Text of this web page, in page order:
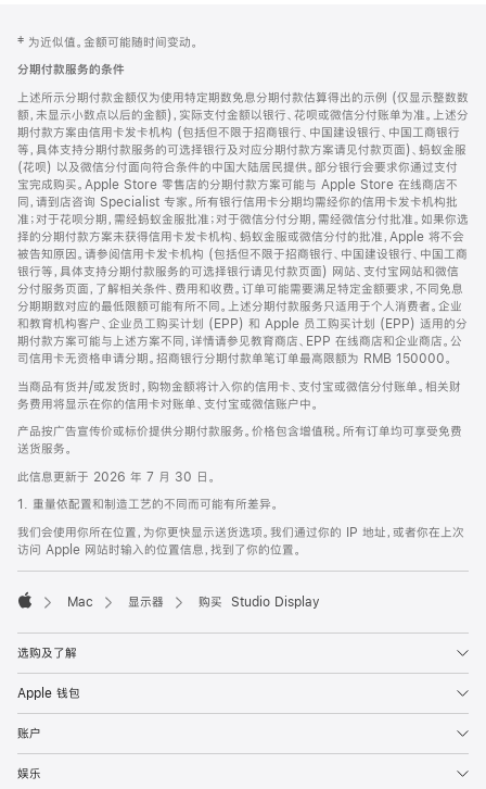
页
页
脚
注
‡ 为近似值。金额可能随时间变动。
分期付款服务的条件
上述所示分期付款金额仅为使用特定期数免息分期付款估算得出的示例 (仅显示整数数
额，未显示小数点以后的金额)，实际支付金额以银行、花呗或微信分付账单为准。上述分
期付款方案由信用卡发卡机构 (包括但不限于招商银行、中国建设银行、中国工商银行
等，具体支持分期付款服务的可选择银行及对应分期付款方案请见付款页面)、蚂蚁金服
(花呗) 以及微信分付面向符合条件的中国大陆居民提供。部分银行会要求你通过支付
宝完成购买。Apple Store 零售店的分期付款方案可能与 Apple Store 在线商店不
同，请到店咨询 Specialist 专家。所有银行信用卡分期均需经你的信用卡发卡机构批
准；对于花呗分期，需经蚂蚁金服批准；对于微信分付分期，需经微信分付批准。如果你选
择的分期付款方案未获得信用卡发卡机构、蚂蚁金服或微信分付的批准，Apple 将不会
被告知原因。请参阅信用卡发卡机构 (包括但不限于招商银行、中国建设银行、中国工商
银行等，具体支持分期付款服务的可选择银行请见付款页面) 网站、支付宝网站和微信
分付服务页面，了解相关条件、费用和收费。订单可能需要满足特定金额要求，不同免息
分期期数对应的最低限额可能有所不同。上述分期付款服务只适用于个人消费者。企业
和教育机构客户、企业员工购买计划 (EPP) 和 Apple 员工购买计划 (EPP) 适用的分
期付款方案可能与上述方案不同，详情请参见教育商店、EPP 在线商店和企业商店。公
司信用卡无资格申请分期。招商银行分期付款单笔订单最高限额为 RMB 150000。
当商品有货并/或发货时，购物金额将计入你的信用卡、支付宝或微信分付账单。相关财
务费用将显示在你的信用卡对账单、支付宝或微信账户中。
产品按广告宣传价或标价提供分期付款服务。价格包含增值税。所有订单均可享受免费
送货服务。
此信息更新于 2026 年 7 月 30 日。
1. 重量依配置和制造工艺的不同而可能有所差异。
我们会使用你所在位置，为你更快显示送货选项。我们通过你的 IP 地址，或者你在上次
访问 Apple 网站时输入的位置信息，找到了你的位置。
Mac 显示器 购买 Studio Display
选购及了解
Apple 钱包
账户
娱乐